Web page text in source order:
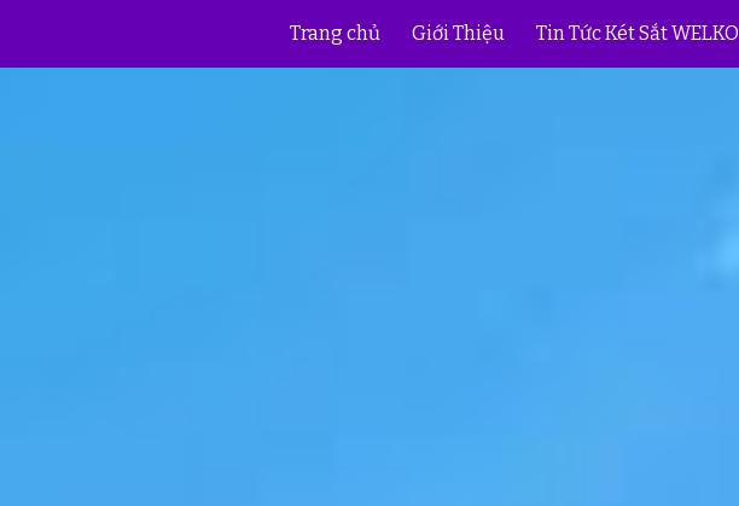
Skip to navigation
Trang chủ Giới Thiệu Tin Tức Két Sắt WELKO